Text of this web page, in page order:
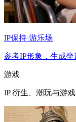
IP保持·游乐场
参考IP形象，生成坐
游戏
IP 衍生、潮玩与游戏